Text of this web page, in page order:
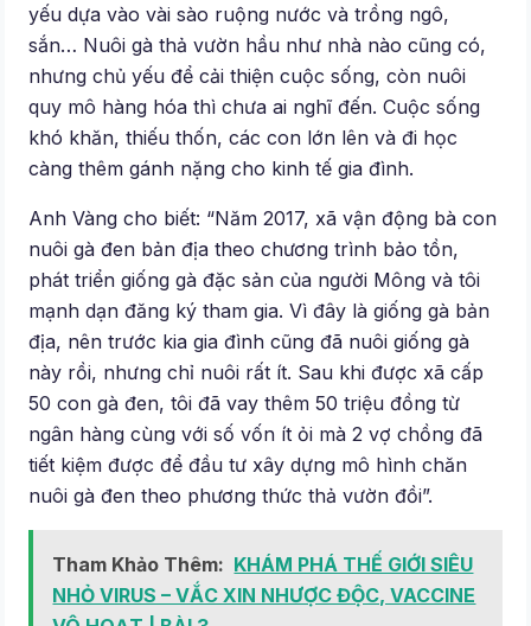
yếu dựa vào vài sào ruộng nước và trồng ngô,
sắn… Nuôi gà thả vườn hầu như nhà nào cũng có,
nhưng chủ yếu để cải thiện cuộc sống, còn nuôi
quy mô hàng hóa thì chưa ai nghĩ đến. Cuộc sống
khó khăn, thiếu thốn, các con lớn lên và đi học
càng thêm gánh nặng cho kinh tế gia đình.
Anh Vàng cho biết: “Năm 2017, xã vận động bà con
nuôi gà đen bản địa theo chương trình bảo tồn,
phát triển giống gà đặc sản của người Mông và tôi
mạnh dạn đăng ký tham gia. Vì đây là giống gà bản
địa, nên trước kia gia đình cũng đã nuôi giống gà
này rồi, nhưng chỉ nuôi rất ít. Sau khi được xã cấp
50 con gà đen, tôi đã vay thêm 50 triệu đồng từ
ngân hàng cùng với số vốn ít ỏi mà 2 vợ chồng đã
tiết kiệm được để đầu tư xây dựng mô hình chăn
nuôi gà đen theo phương thức thả vườn đồi”.
Tham Khảo Thêm: KHÁM PHÁ THẾ GIỚI SIÊU
NHỎ VIRUS – VẮC XIN NHƯỢC ĐỘC, VACCINE